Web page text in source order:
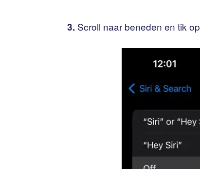
3. Scroll naar beneden en tik op